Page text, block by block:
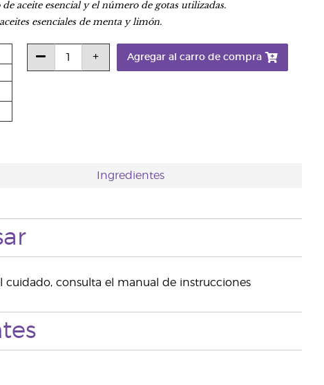
aceite esencial y el número de gotas utilizadas.
esenciales de menta y limón.
Agregar al carro de compra
Ingredientes
consulta el manual de instrucciones